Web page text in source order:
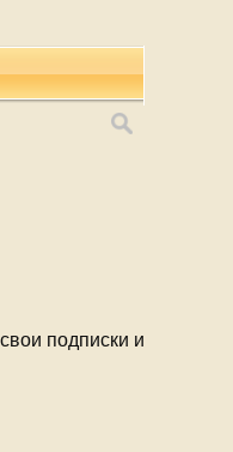
подписки и